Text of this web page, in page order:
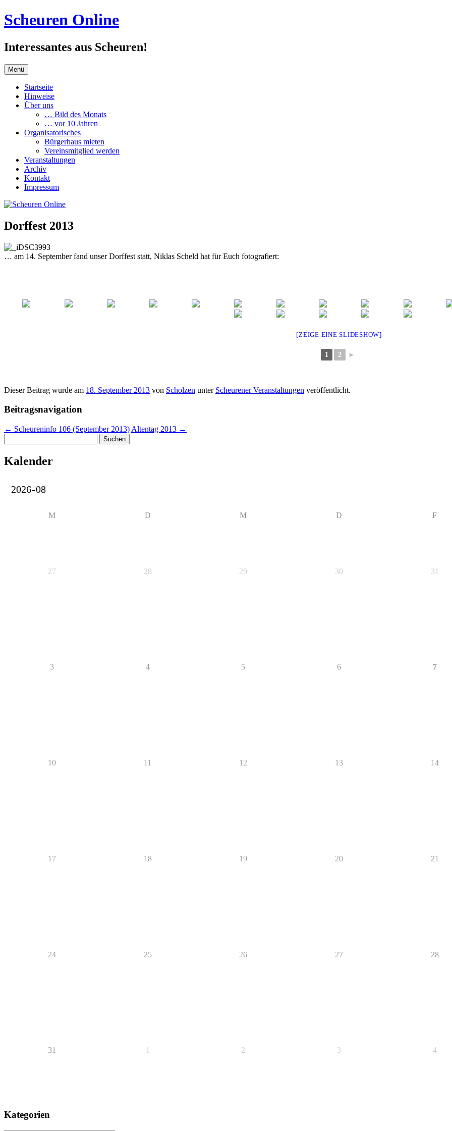
Zum
Inhalt
Scheuren Online
Interessantes aus Scheuren!
Menü
Startseite
Hinweise
Über uns
… Bild des Monats
… vor 10 Jahren
Organisatorisches
Bürgerhaus mieten
Vereinsmitglied werden
Veranstaltungen
Archiv
Kontakt
Impressum
Dorffest 2013
… am 14. September fand unser Dorffest statt, Niklas Scheld hat für Euch fotografiert:
[ZEIGE EINE SLIDESHOW]
1 2 ►
Dieser Beitrag wurde am 18. September 2013 von Scholzen unter Scheurener Veranstaltungen veröffentlicht.
Beitragsnavigation
← Scheureninfo 106 (September 2013) Altentag 2013 →
nach:
Kalender
M D M D F
27 28 29 30 31
3 4 5 6 7
10 11 12 13 14
17 18 19 20 21
24 25 26 27 28
31 1 2 3 4
Kategorien